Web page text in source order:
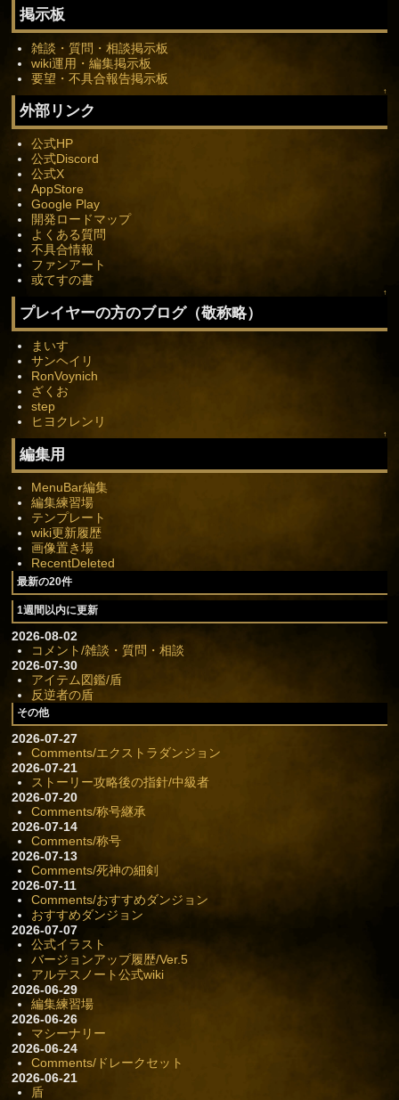
掲示板
雑談・質問・相談掲示板
wiki運用・編集掲示板
要望・不具合報告掲示板
↑
外部リンク
公式HP
公式Discord
公式X
AppStore
Google Play
開発ロードマップ
よくある質問
不具合情報
ファンアート
或てすの書
↑
プレイヤーの方のブログ（敬称略）
まいす
サンヘイリ
RonVoynich
ざくお
step
ヒヨクレンリ
↑
編集用
MenuBar編集
編集練習場
テンプレート
wiki更新履歴
画像置き場
RecentDeleted
最新の20件
1週間以内に更新
2026-08-02
コメント/雑談・質問・相談
2026-07-30
アイテム図鑑/盾
反逆者の盾
その他
2026-07-27
Comments/エクストラダンジョン
2026-07-21
ストーリー攻略後の指針/中級者
2026-07-20
Comments/称号継承
2026-07-14
Comments/称号
2026-07-13
Comments/死神の細剣
2026-07-11
Comments/おすすめダンジョン
おすすめダンジョン
2026-07-07
公式イラスト
バージョンアップ履歴/Ver.5
アルテスノート公式wiki
2026-06-29
編集練習場
2026-06-26
マシーナリー
2026-06-24
Comments/ドレークセット
2026-06-21
盾